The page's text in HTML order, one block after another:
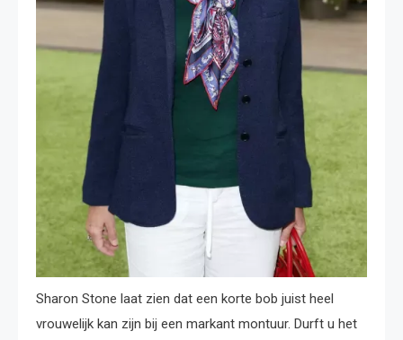
Sharon Stone laat zien dat een korte bob juist heel
vrouwelijk kan zijn bij een markant montuur. Durft u het